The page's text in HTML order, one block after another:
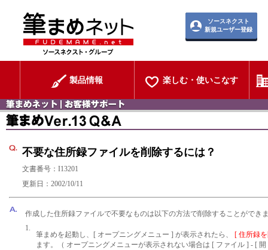
ソースネクスト
新規ユーザー登録
製品情報 楽しむ・使いこなす
不要な住所録ファイルを削除するには？
文書番号：I13201
更新日：2002/10/11
作成した住所録ファイルで不要なものは以下の方法で削除することができ
1.
筆まめを起動し、[ オープニングメニュー ] が表示されたら、
[ 住所録
ます。（ オープニングメニューが表示されない場合は [ ファイル ] - [